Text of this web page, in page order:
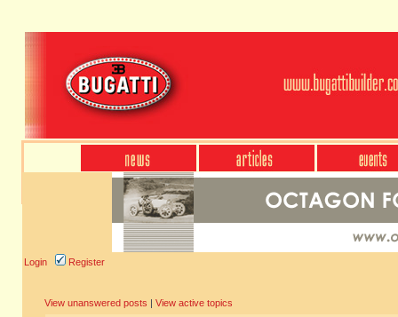
Login Register
View unanswered posts | View active topics